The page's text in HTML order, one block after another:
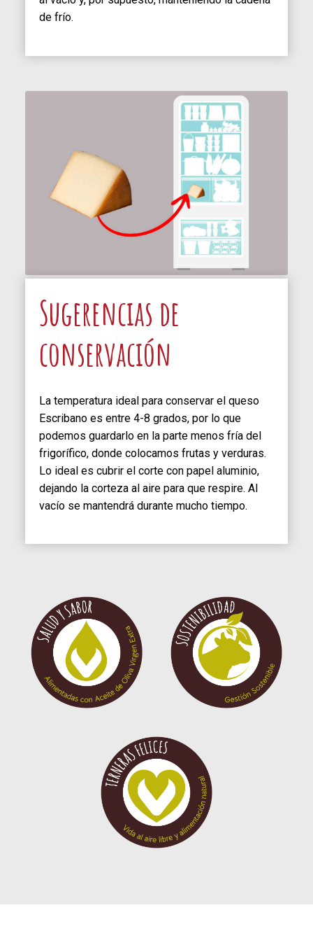
de frío.
Sugerencias de
conservación
La temperatura ideal para conservar el queso
Escribano es entre 4-8 grados, por lo que
podemos guardarlo en la parte menos fría del
frigorífico, donde colocamos frutas y verduras.
Lo ideal es cubrir el corte con papel aluminio,
dejando la corteza al aire para que respire. Al
vacío se mantendrá durante mucho tiempo.